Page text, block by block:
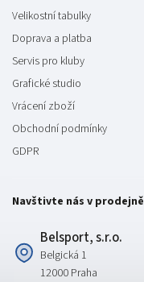
Velikostní tabulky
Doprava a platba
Servis pro kluby
Grafické studio
Vrácení zboží
Obchodní podmínky
GDPR
Navštivte nás v prodejně
Belsport, s.r.o.
Belgická 1
12000 Praha